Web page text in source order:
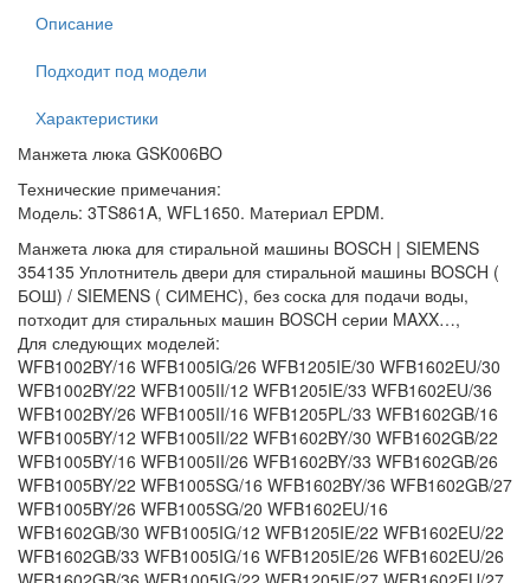
Описание
Подходит под модели
Характеристики
Манжета люка GSK006BO
Технические примечания:
Модель: 3TS861A, WFL1650. Материал EPDM.
Манжета люка для стиральной машины BOSCH | SIEMENS
354135 Уплотнитель двери для стиральной машины BOSCH (
БОШ) / SIEMENS ( СИМЕНС), без соска для подачи воды,
потходит для стиральных машин BOSCH серии MAXX…,
Для следующих моделей:
WFB1002BY/16 WFB1005IG/26 WFB1205IE/30 WFB1602EU/30 WFB1002BY/22 WFB1005II/12 WFB1205IE/33 WFB1602EU/36 WFB1002BY/26 WFB1005II/16 WFB1205PL/33 WFB1602GB/16 WFB1005BY/12 WFB1005II/22 WFB1602BY/30 WFB1602GB/22 WFB1005BY/16 WFB1005II/26 WFB1602BY/33 WFB1602GB/26 WFB1005BY/22 WFB1005SG/16 WFB1602BY/36 WFB1602GB/27 WFB1005BY/26 WFB1005SG/20 WFB1602EU/16 WFB1602GB/30 WFB1005IG/12 WFB1205IE/22 WFB1602EU/22 WFB1602GB/33 WFB1005IG/16 WFB1205IE/26 WFB1602EU/26 WFB1602GB/36 WFB1005IG/22 WFB1205IE/27 WFB1602EU/27 WFB1604BY/01 WFB1604BY/02 WFB1604PL/03 WFB1605FF/15 WFB1605GB/15 WFB1604BY/03 WFB1604PL/05 WFB1605FF/16 WFB1605GB/16 WFB1604BY/05 WFB1604PL/06 WFB1605FF/22 WFB1605GB/30 WFB1604BY/06 WFB1604PL/07 WFB1605FF/26 WFB1605GR/12 WFB1604BY/07 WFB1604PL/09 WFB1605FF/27 WFB1605GR/15 WFB1604BY/08 WFB1604PL/10 WFB1605FF/30 WFB1605GR/16 WFB1604IE/30 WFB1605AU/12 WFB1605FF/33 WFB1605GR/22 WFB1604IE/33 WFB1605AU/20 WFB1605FF/36 WFB1605GR/26 WFB1604IE/36 WFB1605FF/11 WFB1605GB/11 WFB1605GR/27 WFB1604PL/02 WFB1605FF/12 WFB1605GB/12 WFB1605GR/30 WFB1605GR/33 WFB1605IG/36 WFB1605SG/20 WFB1605SN/36 WFB1605GR/36 WFB1605IL/15 WFB1605SN/11 WFB1606SG/20 WFB1605IG/12 WFB1605IL/16 WFB1605SN/12 WFB1614PL/33 WFB1605IG/15 WFB1605IL/22 WFB1605SN/15 WFB1614PL/34 WFB1605IG/16 WFB1605IL/26 WFB1605SN/16 WFB1614PL/36 WFB1605IG/22 WFB1605IL/27 WFB1605SN/22 WFB1670BY/33 WFB1605IG/26 WFB1605IL/30 WFB1605SN/26 WFB1670BY/36 WFB1605IG/27 WFB1605IL/33 WFB1605SN/27 WFB1670BY/37 WFB1605IG/30 WFB1605IL/37 WFB1605SN/30 WFB1805FF/33 WFB1605IG/33 WFB1605SG/16 WFB1605SN/33 WFB1805FF/36 WFB2000/01 WFB2002EU/36 WFB2002SN/36 WFB2004FG/36 WFB200000/02 WFB2002GB/33 WFB2002SN/37 WFB2004GB/15 WFB2000GB/07 WFB2002GB/36 WFB2004FG/15 WFB2004GB/16 WFB2002EU/16 WFB2002SN/16 WFB2004FG/16 WFB2004GB/22 WFB2002EU/22 WFB2002SN/22 WFB2004FG/22 WFB2004GB/26 WFB2002EU/26 WFB2002SN/26 WFB2004FG/26 WFB2004GB/27 WFB2002EU/27 WFB2002SN/27 WFB2004FG/27 WFB2004GB/30 WFB2002EU/30 WFB2002SN/30 WFB2004FG/30 WFB2004GB/31 WFB2002EU/31 WFB2002SN/31 WFB2004FG/31 WFB2004GB/33 WFB2002EU/33 WFB2002SN/33 WFB2004FG/33 WFB2004GB/36 WFB2004GB07 WFB2005BY/15 WFB2005CH/15 WFB2005DD/12 WFB2004PL/02 WFB2005BY/16 WFB2005CH/16 WFB2005DD/15 WFB2004PL/05 WFB2005BY/22 WFB2005CH/22 WFB2005DD/16 WFB2004PL/06 WFB2005BY/26 WFB2005CH/26 WFB2005DD/22 WFB2004PL/07 WFB2005BY/27 WFB2005CH/27 WFB2005DD/26 WFB2004PL/08 WFB2005BY/30 WFB2005CH/30 WFB2005DD/27 WFB2005AU/20 WFB2005BY/31 WFB2005CH/31 WFB2005DD/30 WFB2005AU/36 WFB2005BY/33 WFB2005CH/33 WFB2005DD/31 WFB2005BY/11 WFB2005BY/36 WFB2005CH/36 WFB2005DD/33 WFB2005BY/12 WFB2005CH/12 WFB2005DD/11 WFB2005DD/36 WAA24161GB/10 WAE2416SGB/10 WAE24470GB/07 WAE28363GB/05 WAA28160GB/09 WAE2416SGB/12 WAE24470GB/08 WAE28363GB/06 WAE2412A/06 WAE24260GB/01 WAE24470GB/11 WAE28363GB/07 WAE24162GB/03 WAE24260GB/04 WAE28162GB/01 WAE28363GB/09 WAE24162UK/01 WAE24260GB/08 WAE28162GB/03 WAE28464GB/01 WAE24162UK/08 WAE24260GB/09 WAE28162GB/05 WAE28464GB/03 WAE24162UK/10 WAE24363GB/02 WAE28162GB/09 WAE28464GB/05 WAE2416SGB/01 WAE24363GB/05 WAE28162GB/10 WAE28465GB/03 WAE2416SGB/04 WAE24363GB/06 WAE28162GB/11 WAE28465GB/05 WAE2416SGB/08 WAE24464GB/03 WAE28363GB/02 WAE28467GB/07 WAE28468GB/01 WAE32464UK/01 WFD2061GB/01 WFD2460GB/01 WAE2846SGB/01 WET2820GB/13 WFD2071GB/01 WFD2471GB/01 WAE2846SGB/04 WFC2060EU/01 WFD2071GB/05 WFD2471GB/08 WAE2846SGB/06 WFC2060GB/01 WFD2072GB/01 WFD2471GB/10 WAE2846SGB/10 WFC2060GB/05 WFD2072GB/05 WFD2473GB/01 WAE2846SUK/08 WFC2465GB/01 WFD2073GB/01 WFD2473GB/08 WAE32464GB/01 WFC2466GB/01 WFD2073GB/05 WFD2473GB/10 WAE32464GB/06 WFD1260BY/01 WFD2073GB/06 WFL100GB/12 WAE32464GB/10 WFD2060EU/08 WFD2073GB/07 WFL120GB/12 WAE32464GB/11 WFD2060GB/01 WFD2460/01 WFL1240II/01 WFL2000UK/01 WFL2066GB/08 WFL226LGB/01 WFL2462GB/12 WFL2000UK/12 WFL2067GB/01 WFL226LGB/04 WFL2463FG/01 WFL2060GB/04 WFL2067GB/14 WFL2440/14 WFL2463GB/12 WFL2060GB/12 WFL2067GB/16 WFL2450/01 WFL246KGB/04 WFL2062GB/12 WFL2067GB/17 WFL2450FG/01 WFL246KUK/12 WFL2063EE/01 WFL2080/01 WFL2450GB/01 WFL246SGB/01 WFL2063GB/01 WFL2260GB/01 WFL2450GB/04 WFL246SGB/15 WFL2063GB/12 WFL2260UK/01 WFL2450UK/04 WFL247GNL/01 WFL2066GB/01 WFL2260UK/04 WFL2450UK/12 WFL2860/01 WFL2066GB/06 WFL2260UK/12 WFL245S/04 WFL2860GB/01 WFL2871GB/01 WFLI2440GB/14 WFO2467GB/17 WFO2867GB/15 WFL2871UK/03 WFLI2440GB/18 WFO2467GB/18 WFO2867GB/16 WFL2872GB/01 WFO100AFG/01 WFO2843/05 WFO2867GB/17 WFL2872GB/05 WFO2064GB/01 WFO2850GR/07 WFO2867GB/18 WFL2872GB/06 WFO2460GB/01 WFO285SGB/01 WFR2466GB/01 WFL2872GB/07 WFO2466GB/01 WFO2866GB/01 WFR2868GB/05 WFL2872UK/03 WFO2466GB/05 WFO2866GB/05 WFX148SGB/20 WFLI2440GB/01 WFO2466GB/07 WFO2866GB/07 WFX3267GB/01 WFLI2440GB/05 WFO2467GB/01 WFO2867GB/01 WFX3268GB/23 WFLI2440GB/10 WFO2467GB/15 WFO2867GB/12 WFXI2840GB/01 WFXI2840GB/10 WFXI2840GB/24 WH54080GB/01 WM12E44SGB/03 WXB1060GB/03 WXL127AGB/18 WH54080GB/07 WM12E44SGB/04 WXB1060GB/06 WXL142GB/08 WH54080GR/12 WM12E468GB/03 WXB1260GB/08 WXL146AGB/01 WH54080UK/12 WM12E468GB/07 WXB861ME/07 WXL146AGB/07 WH54480GB/04 WM14E141GB/09 WXL125SGB/01 WXL146AGB/09 WH54880GB/01 WM14E141GB/11 WXL125SGB/15 WXL147AGB/09 WH55680GB/01 WM14E141GB/14 WXL125SGB/16 WXL147AGB/15 WIQ1430EU/01 WM14E141GB/15 WXL127AGB/01 WXL147AGB/18 WIQ1433GB/02 WM5487AGB/04 WXL127AGB/07 WXL147AGB/19 WM12E44SGB/01 WXB1060GB/01 WXL127AGB/15 WXL147AUK/19 WXL148AUK/01 WXL167AGB/16 WXLM146AGB/03 WXLM166AGB/01 WXL148AUK/19 WXL167AUK/16 WXLM146AGB/05 WXLM166AGB/08 WXL160M/07 WXLI1240GB/05 WXLM148AGB/08 WXLM166AGB/10 WXL166AGB/01 WXLI1240GB/14 WXLM148AGB/10 WXLM168AGB/10 WXL166AGB/07 WXLM112GB/04 WXLM148AGB/14 WXLM168AGB/14 WXL166AGB/09 WXLM1200/27 WXLM148AGB/17 WXLM168AGB/15 WXL167AGB/09 WXLM122GB/04 WXLM148AGB/19 WXLS122GB/05 WXL167AGB/10 WXLM1260GB/27 WXLM148AUK/01 WXLS142GB/01 WXL167AGB/15 WXLM1261/04 WXLM148AUK/19 B1WTV3000A/01 B1WTV3600A/05 B1WTV3800A/05 B1WTV3802A/05 B1WTV3001A/01 B1WTV3601A/01 B1WTV3800A/06 B1WTV3803A/01 B1WTV3002A/01 B1WTV3601A/02 B1WTV3800A/07 B1WTV3803A/04 B1WTV3002A/05 B1WTV3601A/04 B1WTV3800A/08 B1WTV3803A/05 B1WTV3003A/01 B1WTV3601A/05 B1WTV3801A/01 B1WTV3804A/02 B1WTV3003A/05 B1WTV3602A/01 B1WTV3801A/02 B1WTV3804A/04 B1WTV3005A/01 B1WTV3602A/04 B1WTV3801A/04 WAA12160ME/10 B1WTV3006A/01 B1WTV3602A/05 B1WTV3801A/05 WAA16110EE/10 B1WTV3600A/01 B1WTV3800A/01 B1WTV3802A/01 WAA16260IT/10 B1WTV3600A/04 B1WTV3800A/04 B1WTV3802A/04 WAA16260OE/10 WAA20110EE/10 WAA20270CE/10 WAA24261/10 WAA28260FG/10 WAA20160ME/10 WAA22170FF/10 WAA28160/09 WAA28260NL/09 WAA20160SN/10 WAA24160SN/10 WAA28160FG/09 WAA28260NL/10 WAA20170FF/10 WAA24161GB/10 WAA28160GB/09 WAA28260SK/09 WAA20260BY/10 WAA24165NN/10 WAA28160NL/09 WAA28260SK/10 WAA20260EE/10 WAA24170FF/10 WAA28160SN/10 WAA28261/09 WAA20260OE/10 WAA24260BY/10 WAA28165NN/10 WAA28261/10 WAA20260PL/10 WAA24260EE/10 WAA28170SN/09 WAA28280NL/09 WAA2026JPL/10 WAA24260OE/10 WAA28260FF/10 WAA28280NL/10 WAA2026SBY/10 WAA24260PL/10 WAA28260FG/09 WAE16060ME/01 WAE16060ME/04 WAE16160GR/04 WAE16163ZA/10 WAE16260IL/11 WAE16060ME/08 WAE16160PL/02 WAE16163ZA/11 WAE16260TR/01 WAE16060ME/11 WAE16160PL/03 WAE16165ZA/01 WAE16260TR/10 WAE16121IT/01 WAE16160PL/09 WAE1616FOE/01 WAE16260TR/16 WAE16121IT/10 WAE16160PL/11 WAE1616FOE/11 WAE16260TR/22 WAE16121IT/11 WAE16160PL/12 WAE16210TR/12 WAE16261TR/12 WAE16160BY/03 WAE16162EE/01 WAE1621STR/10 WAE16420IT/01 WAE16160EE/01 WAE16162EE/08 WAE1621STR/22 WAE16427IT/01 WAE16160EE/02 WAE16162EE/10 WAE16260BC/12 WAE16427IT/08 WAE16160EE/03 WAE16163ZA/01 WAE16260IL/01 WAE16428IT/01 WAE16440OE/01 WAE1816KBC/03 WAE20160FF/15 WAE20361OE/05 WAE16460BY/03 WAE1816KBC/04 WAE20160GR/14 WAE20361PL/05 WAE16460TR/01 WAE1816KBC/05 WAE20160PL/14 WAE20361PL/14 WAE18060AU/01 WAE1816KBC/08 WAE20260ME/04 WAE2036KPL/02 WAE18060AU/04 WAE1826KBC/12 WAE20360BY/05 WAE2036KPL/05 WAE18060AU/05 WAE1826KTR/12 WAE20360OE/02 WAE2036KPL/06 WAE18060AU/09 WAE20061EE/01 WAE20360OE/05 WAE2036SBY/01 WAE18060AU/11 WAE20061EE/04 WAE20360OE/06 WAE20370CE/05 WAE1816KBC/01 WAE20061EE/08 WAE20360PL/02 WAE2037KPL/05 WAE1816KBC/02 WAE20160FF/14 WAE20360PL/05 WAE20460PL/09 WAE20460PL/11 WAE24160GR/03 WAE2416SGB/08 WAE241K0NL/01 WAE20461EE/10 WAE24160PL/22 WAE2416SGB/10 WAE241K0NL/02 WAE20462EE/10 WAE24162GB/03 WAE2416SGB/12 WAE241K0NL/03 WAE2046MBY/09 WAE24162UK/01 WAE24170EX/14 WAE241K0NL/09 WAE2046MBY/11 WAE24162UK/08 WAE24191/14 WAE241K0NL/11 WAE2412A/06 WAE24162UK/10 WAE24191/15 WAE241K0NL/14 WAE24143/02 WAE24164GB/05 WAE24191/22 WAE241K0NL/15 WAE24160FG/14 WAE24164GB/22 WAE24191/26 WAE241Y0/14 WAE24160FG/15 WAE2416SGB/01 WAE241A0NL/02 WAE241Y0/15 WAE24160FG/22 WAE2416SGB/04 WAE241A0NL/03 WAE241Y0/22 WAE24260GB/01 WAE24343/02 WAE24361PL/11 WAE24375/06 WAE24260GB/04 WAE24360OE/02 WAE24363GB/02 WAE24460FG/03 WAE24260GB/08 WAE24360OE/05 WAE24363GB/05 WAE24464GB/03 WAE24260GB/09 WAE24360OE/06 WAE24363GB/06 WAE2446XEE/01 WAE24320/02 WAE24360PL/02 WAE24363GB/11 WAE2446XEE/02 WAE24320/05 WAE24360PL/05 WAE24364GB/05 WAE2446XEE/03 WAE24320/06 WAE24360PL/06 WAE24364GB/11 WAE2446XEE/04 WAE24340/05 WAE24361OE/05 WAE2436FPL/05 WAE2446XEE/08 WAE24340/11 WAE24361OE/11 WAE24375/02 WAE2446XEE/12 WAE24340/16 WAE24361PL/05 WAE24375/05 WAE24470GB/07 WAE24470GB/08 WAE28162GB/05 WAE281K0NL/02 WAE281M3/04 WAE24470GB/11 WAE28162GB/09 WAE281K0NL/03 WAE28260FF/03 WAE244A0FF/03 WAE28162GB/10 WAE281K0NL/05 WAE28260FF/07 WAE27160NL/14 WAE28162GB/11 WAE281K0NL/09 WAE28260SN/03 WAE27160NL/21 WAE28172EX/18 WAE281K0NL/11 WAE28260SN/05 WAE27160NL/23 WAE28172EX/21 WAE281K0NL/14 WAE28260SN/07 WAE27160NL/24 WAE28172EX/24 WAE281K0NL/15 WAE28261SN/01 WAE28143/04 WAE28172EX/26 WAE281K0NL/21 WAE2834A/05 WAE28162GB/01 WAE28175EX/04 WAE281K0NL/23 WAE2834A/07 WAE28162GB/03 WAE281K0NL/01 WAE281K0NL/24 WAE2834A/10 WAE2834A/12 WAE2834R/07 WAE28363GB/07 WAE28370EX/17 WAE2834A/13 WAE2834R/10 WAE28363GB/09 WAE283K0NL/01 WAE2834A/16 WAE2834R/13 WAE28363GB/10 WAE283K0NL/02 WAE2834A/17 WAE2834R/16 WAE28363GB/12 WAE283K0NL/05 WAE2834E/05 WAE28360NL/05 WAE28364GB/05 WAE283K0NL/06 WAE2834E/07 WAE28360NL/06 WAE28364GB/10 WAE283K0NL/12 WAE2834E/10 WAE28360NL/12 WAE28364GB/12 WAE283K0NL/13 WAE2834E/13 WAE28363GB/02